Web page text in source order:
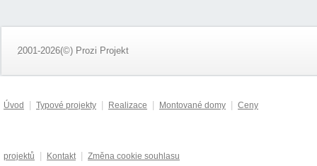
2001-2026(©) Prozi Projekt
Úvod Typové projekty Realizace Montované domy Ceny
projektů Kontakt Změna cookie souhlasu